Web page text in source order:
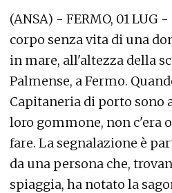
(ANSA) - FERMO, 01 LUG
corpo senza vita di una
in mare, all'altezza della
Palmense, a Fermo.
Capitaneria di porto sono
loro gommone, non c'era
fare. La segnalazione è
da una persona che,
spiaggia, ha notato la